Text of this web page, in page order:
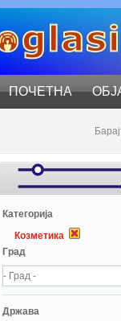
ПОЧЕТНА
Катeгорија
Козметика
Град
Држава